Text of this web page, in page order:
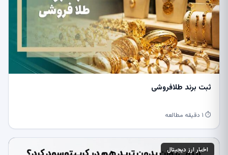
ثبت برند طلافروشی
⏱ ۱ دقیقه مطالعه
اخبار ارز دیجیتال